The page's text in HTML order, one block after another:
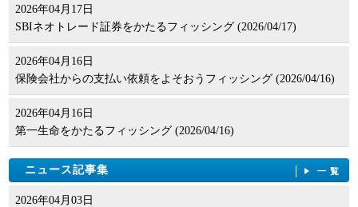
2026年04月17日
SBIネオトレード証券をかたるフィッシング (2026/04/17)
2026年04月16日
保険会社からの支払い依頼をよそおうフィッシング (2026/04/16)
2026年04月16日
第一生命をかたるフィッシング (2026/04/16)
ニュース記事集 一覧
2026年04月03日